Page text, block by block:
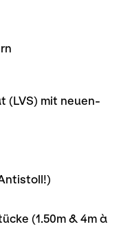
(LVS) mit neuen-
(1.50m & 4m à